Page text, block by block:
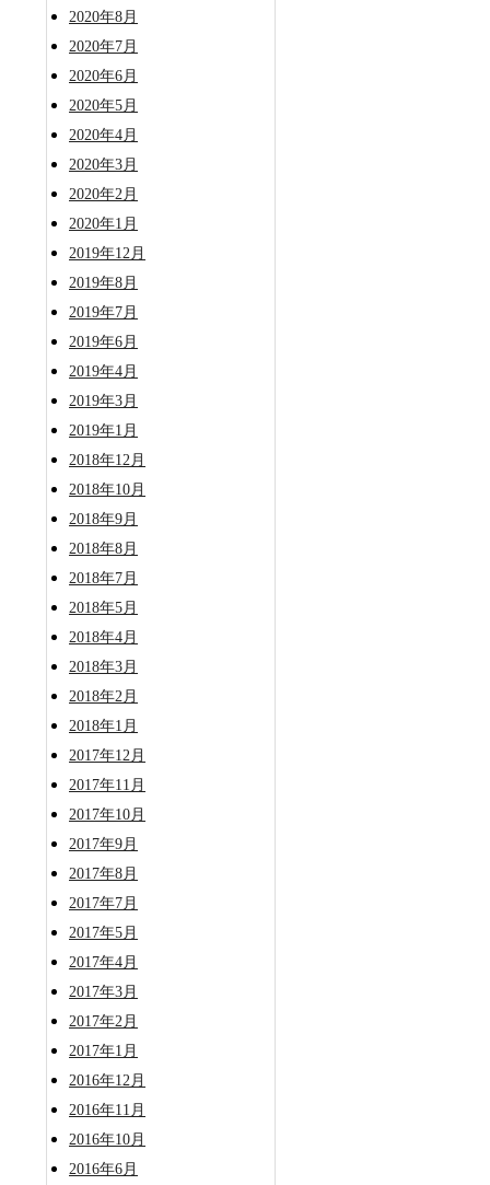
2020年8月
2020年7月
2020年6月
2020年5月
2020年4月
2020年3月
2020年2月
2020年1月
2019年12月
2019年8月
2019年7月
2019年6月
2019年4月
2019年3月
2019年1月
2018年12月
2018年10月
2018年9月
2018年8月
2018年7月
2018年5月
2018年4月
2018年3月
2018年2月
2018年1月
2017年12月
2017年11月
2017年10月
2017年9月
2017年8月
2017年7月
2017年5月
2017年4月
2017年3月
2017年2月
2017年1月
2016年12月
2016年11月
2016年10月
2016年6月